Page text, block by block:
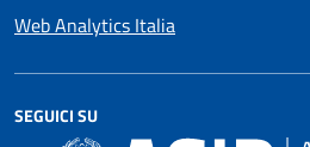
Web Analytics Italia
SEGUICI SU